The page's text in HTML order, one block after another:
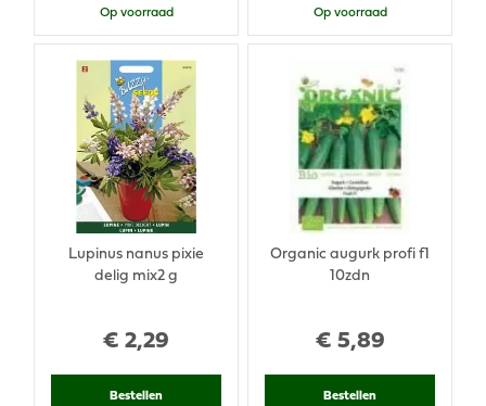
Op voorraad Op voorraad
€ 2,29
Lupinus nanus pixie
delig mix2 g
Bestellen
€ 5,89
Organic augurk profi f1
10zdn
Bestellen